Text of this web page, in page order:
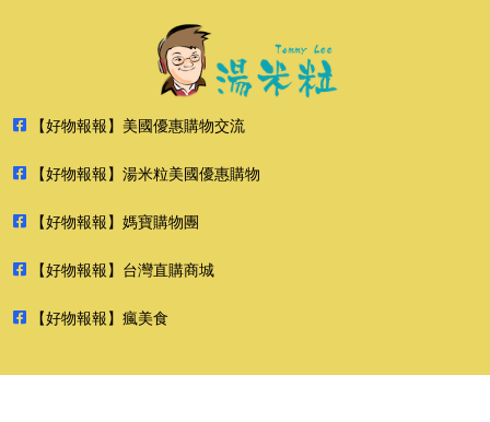
【好物報報】美國優惠購物交流
【好物報報】湯米粒美國優惠購物
【好物報報】媽寶購物團
【好物報報】台灣直購商城
【好物報報】瘋美食